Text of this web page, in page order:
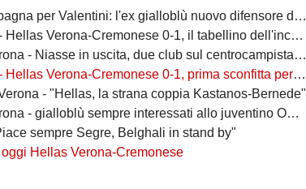
per Valentini: l'ex gialloblù nuovo difensore dell'Alaves
Verona-Cremonese 0-1, il tabellino dell'incontro
- Niasse in uscita, due club sul centrocampista senegalese
Verona-Cremonese 0-1, prima sconfitta per i gialloblù
- "Hellas, la strana coppia Kastanos-Bernede"
- gialloblù sempre interessati allo juventino Owusu
sempre Segre, Belghali in stand by"
oggi Hellas Verona-Cremonese